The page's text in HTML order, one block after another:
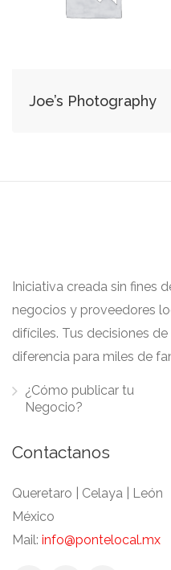
Joe’s Photography
Iniciativa creada sin fines
negocios y proveedores
difíciles. Tus decisiones
diferencia para miles de
¿Cómo publicar tu
Negocio?
Contactanos
Queretaro | Celaya | León
México
Mail: info@pontelocal.mx